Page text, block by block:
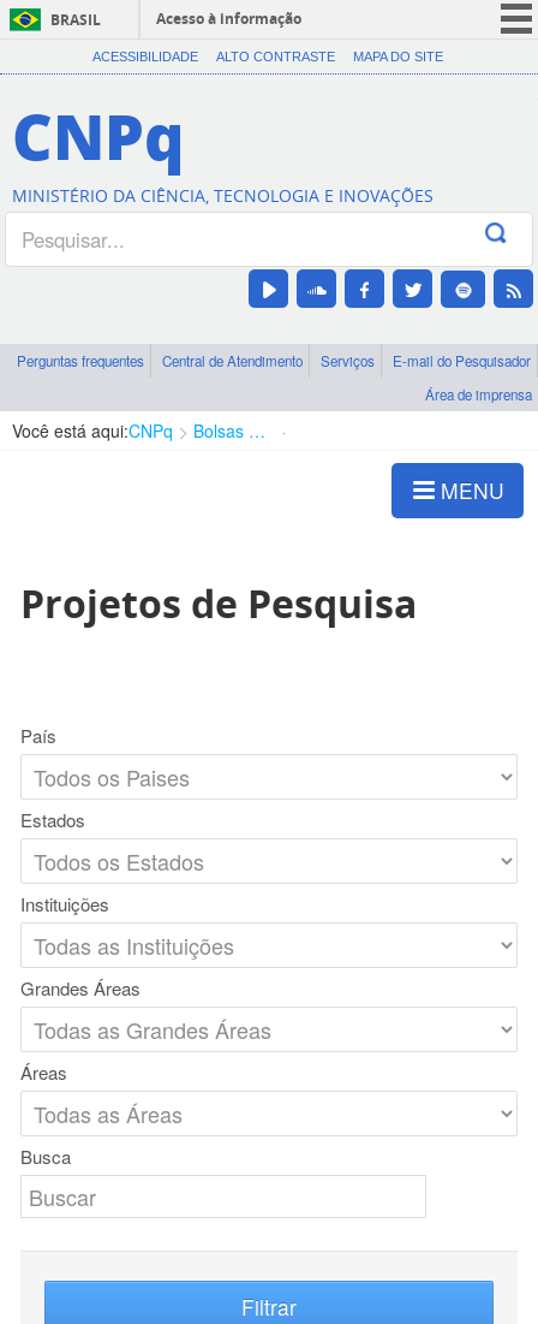
BRASIL
Acesso à informação
CORONAVÍRUS (COVID-19)
Canais
ACESSIBILIDADE ALTO CONTRASTE MAPA DO SITE
CNPq
MINISTÉRIO DA CIÊNCIA, TECNOLOGIA E INOVAÇÕES
Perguntas frequentes Central de Atendimento Serviços
E-mail do Pesquisador
Área de imprensa
Você está aqui:CNPq Bolsas e Auxílios Vigentes
MENU
Projetos de Pesquisa
País
Estados
Instituições
Grandes Áreas
Áreas
Busca
Filtrar